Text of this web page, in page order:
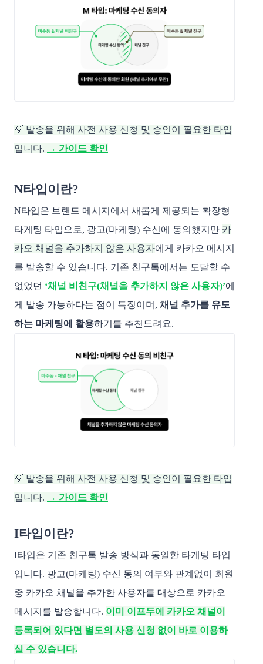
💡 발송을 위해 사전 사용 신청 및 승인이 필요한 타입
입니다. → 가이드 확인
N타입이란?
N타입은 브랜드 메시지에서 새롭게 제공되는 확장형
타게팅 타입으로, 광고(마케팅) 수신에 동의했지만 카
카오 채널을 추가하지 않은 사용자에게 카카오 메시지
를 발송할 수 있습니다. 기존 친구톡에서는 도달할 수
없었던 ‘채널 비친구(채널을 추가하지 않은 사용자)’에
게 발송 가능하다는 점이 특징이며, 채널 추가를 유도
하는 마케팅에 활용하기를 추천드려요.
💡 발송을 위해 사전 사용 신청 및 승인이 필요한 타입
입니다. → 가이드 확인
I타입이란?
I타입은 기존 친구톡 발송 방식과 동일한 타게팅 타입
입니다. 광고(마케팅) 수신 동의 여부와 관계없이 회원
중 카카오 채널을 추가한 사용자를 대상으로 카카오
메시지를 발송합니다. 이미 이프두에 카카오 채널이
등록되어 있다면 별도의 사용 신청 없이 바로 이용하
실 수 있습니다.